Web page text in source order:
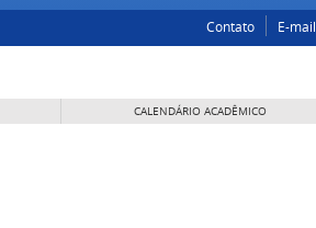
Contato E-mail
CALENDÁRIO ACADÊMICO